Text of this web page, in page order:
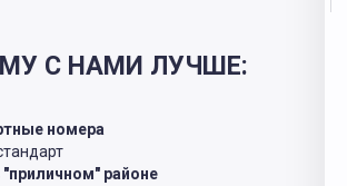
С НАМИ ЛУЧШЕ:
номера
"приличном" районе